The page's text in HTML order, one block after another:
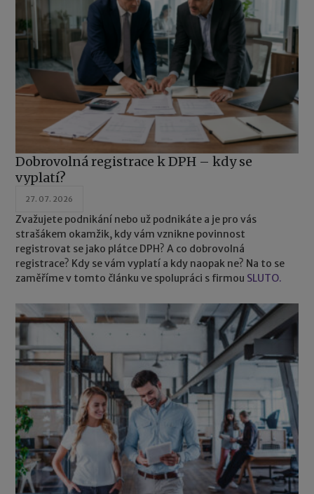
Dobrovolná registrace k DPH – kdy se
vyplatí?
27. 07. 2026
Zvažujete podnikání nebo už podnikáte a je pro vás
strašákem okamžik, kdy vám vznikne povinnost
registrovat se jako plátce DPH? A co dobrovolná
registrace? Kdy se vám vyplatí a kdy naopak ne? Na to se
zaměříme v tomto článku ve spolupráci s firmou SLUTO.